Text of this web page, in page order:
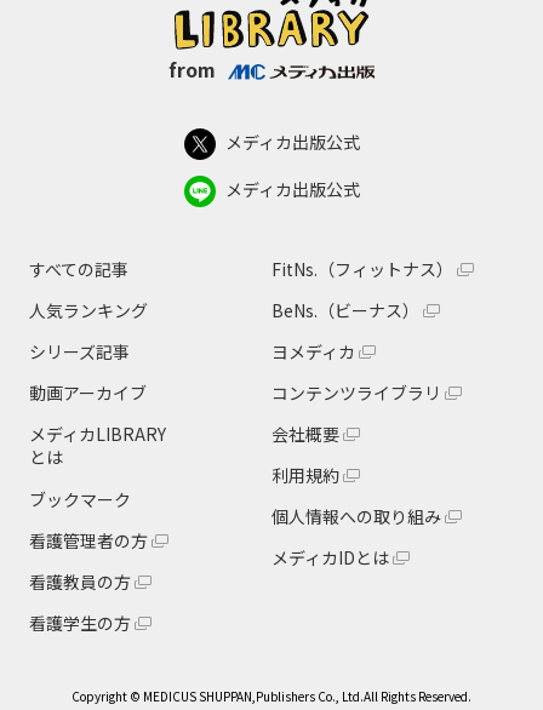
from
メディカ出版公式
メディカ出版公式
すべての記事
人気ランキング
シリーズ記事
動画アーカイブ
メディカLIBRARY
とは
ブックマーク
看護管理者の方
看護教員の方
看護学生の方
FitNs.（フィットナス）
BeNs.（ビーナス）
ヨメディカ
コンテンツライブラリ
会社概要
利用規約
個人情報への取り組み
メディカIDとは
Copyright © MEDICUS SHUPPAN,Publishers Co., Ltd.All Rights Reserved.